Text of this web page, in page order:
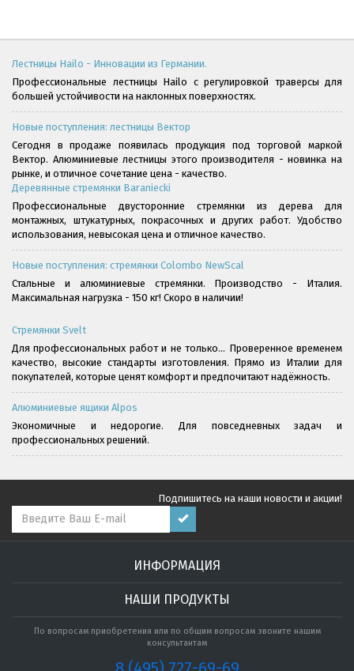
Лестницы Hailo - Инновации из Германии.
Профессиональные лестницы Hailo с регулировкой траверсы для
большей устойчивости на наклонных поверхностях.
Новые поступления: лестницы Вектор
Сегодня в продаже появилась продукция под торговой маркой
Вектор. Алюминиевые лестницы этого производителя - новинка на
рынке, и отличное сочетание цена - качество.
Деревянные стремянки Baraniecki
Профессиональные двусторонние стремянки из дерева для
монтажных, штукатурных, покрасочных и других работ. Удобство
использования, невысокая цена и отличное качество.
Новые поступления: стремянки Colombo NewScal
Стальные и алюминиевые стремянки. Производство - Италия.
Максимальная нагрузка - 150 кг! Скоро в наличии!
Стремянки Svelt
Для профессиональных работ и не только... Проверенное временем
качество, высокие стандарты изготовления. Прямо из Италии для
покупателей, которые ценят комфорт и предпочитают надёжность.
Алюминиевые ящики Alpos
Экономичные и недорогие. Для повседневных задач и
профессиональных решений.
Подпишитесь на наши новости и акции!
ИНФОРМАЦИЯ
НАШИ ПРОДУКТЫ
По вопросам приобретения или по общим вопросам звоните нашим
консультантам